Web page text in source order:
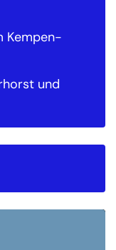
Kempen-
und